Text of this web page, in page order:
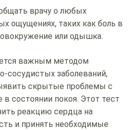
врачу о любых
ощущениях, таких как боль в
или одышка.
важным методом
сосудистых заболеваний,
скрытые проблемы с
состоянии покоя. Этот тест
реакцию сердца на
и принять необходимые